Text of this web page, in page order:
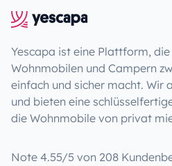
Yescapa ist eine Plattform,
Wohnmobilen und Campern
einfach und sicher macht. Wir
und bieten eine
die Wohnmobile von privat
Note 4.55/5 von 208